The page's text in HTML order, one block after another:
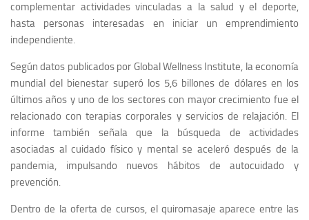
complementar actividades vinculadas a la salud y el deporte,
hasta personas interesadas en iniciar un emprendimiento
independiente.
Según datos publicados por Global Wellness Institute, la economía
mundial del bienestar superó los 5,6 billones de dólares en los
últimos años y uno de los sectores con mayor crecimiento fue el
relacionado con terapias corporales y servicios de relajación. El
informe también señala que la búsqueda de actividades
asociadas al cuidado físico y mental se aceleró después de la
pandemia, impulsando nuevos hábitos de autocuidado y
prevención.
Dentro de la oferta de cursos, el quiromasaje aparece entre las